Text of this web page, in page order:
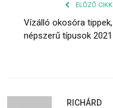
ELŐZŐ CIKK
Vízálló okosóra tippek,
népszerű típusok 2021
RICHÁRD